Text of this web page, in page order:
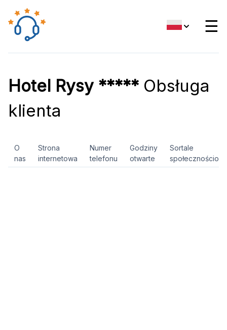
☰
Hotel Rysy ***** Obsługa
klienta
O
nas
Strona
internetowa
Numer
telefonu
Godziny
otwarte
Sortale